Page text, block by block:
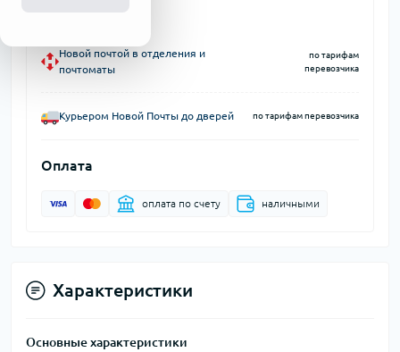
Новой почтой в отделения и
почтоматы
по тарифам
перевозчика
Курьером Новой Почты до дверей по тарифам перевозчика
Оплата
оплата по счету наличными
Характеристики
Основные характеристики